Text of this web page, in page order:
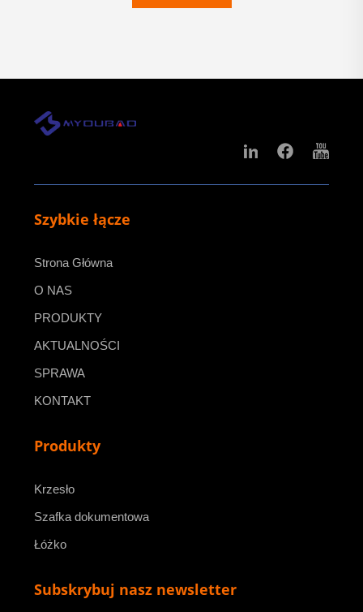
Szybkie łącze
Strona Główna
O NAS
PRODUKTY
AKTUALNOŚCI
SPRAWA
KONTAKT
Produkty
Krzesło
Szafka dokumentowa
Łóżko
Subskrybuj nasz newsletter